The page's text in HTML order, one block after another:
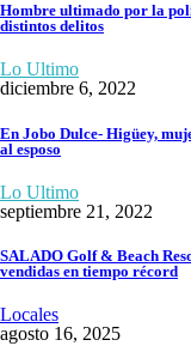
Hombre ultimado por la
distintos delitos
Lo Ultimo
diciembre 6, 2022
En Jobo Dulce- Higüey,
al esposo
Lo Ultimo
septiembre 21, 2022
SALADO Golf & Beach
vendidas en tiempo récord
Locales
agosto 16, 2025